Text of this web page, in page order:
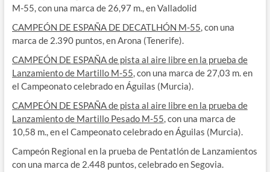
M-55, con una marca de 26,97 m., en Valladolid
CAMPEÓN DE ESPAÑA DE DECATLHÓN M-55, con una
marca de 2.390 puntos, en Arona (Tenerife).
CAMPEÓN DE ESPAÑA de pista al aire libre en la prueba de
Lanzamiento de Martillo M-55, con una marca de 27,03 m. en
el Campeonato celebrado en Águilas (Murcia).
CAMPEÓN DE ESPAÑA de pista al aire libre en la prueba de
Lanzamiento de Martillo Pesado M-55, con una marca de
10,58 m., en el Campeonato celebrado en Águilas (Murcia).
Campeón Regional en la prueba de Pentatlón de Lanzamientos
con una marca de 2.448 puntos, celebrado en Segovia.